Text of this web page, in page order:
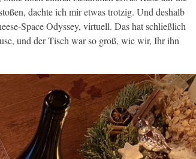
dachte ich mir etwas trotzig. Und deshalb
Space Odyssey, virtuell. Das hat schließlich
und der Tisch war so groß, wie wir, Ihr ihn